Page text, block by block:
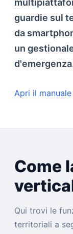
guardie sul
da
un
Apri il manuale
Come
Qui trovi le
territoriali a